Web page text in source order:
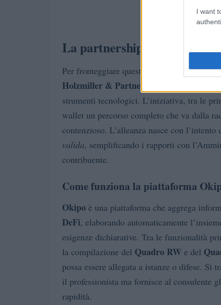
I want
La partnership tra studio e
Per fronteggiare queste complessità si è
Holzmiller & Partners
strumenti tecnologici. L’iniziativa, tra le
wallet un percorso completo che va dalla
contenzioso. L’alleanza nasce con
valida, semplificando i rapporti con
contribuente.
Come funziona la piattaforma
Okipo è una piattaforma che aggrega
DeFi, elaborando automaticamente
esigenze dichiarative. Tra le funzionalità
la compilazione del Quadro RW e del
possa essere allegata a istanze o difese.
il professionista ma fornisce al consulente
rapidità.